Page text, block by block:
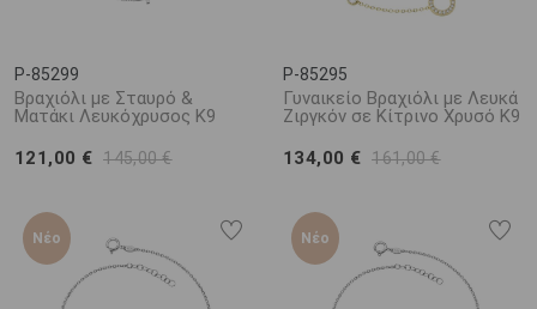
P-85299
Βραχιόλι με Σταυρό &
Ματάκι Λευκόχρυσος Κ9
121,00 € 145,00 €
P-85295
Γυναικείο Βραχιόλι με Λευκά
Ζιργκόν σε Κίτρινο Χρυσό K9
134,00 € 161,00 €
Νέο Νέο